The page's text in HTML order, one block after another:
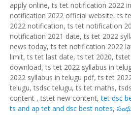
apply online, ts tet notification 2022
notification 2022 official website, ts
2022 notification, ts tet notification
notification 2021 date, ts tet 2022
news today, ts tet notification 2022
limit, ts tet last date, ts tet 2020,
download, ts tet 2022 syllabus in
2022 syllabus in telugu pdf, ts tet
telugu, tsdsc telugu, ts tet maths,
content , tstet new content,tet dsc
ts and ap tet and dsc best notes,